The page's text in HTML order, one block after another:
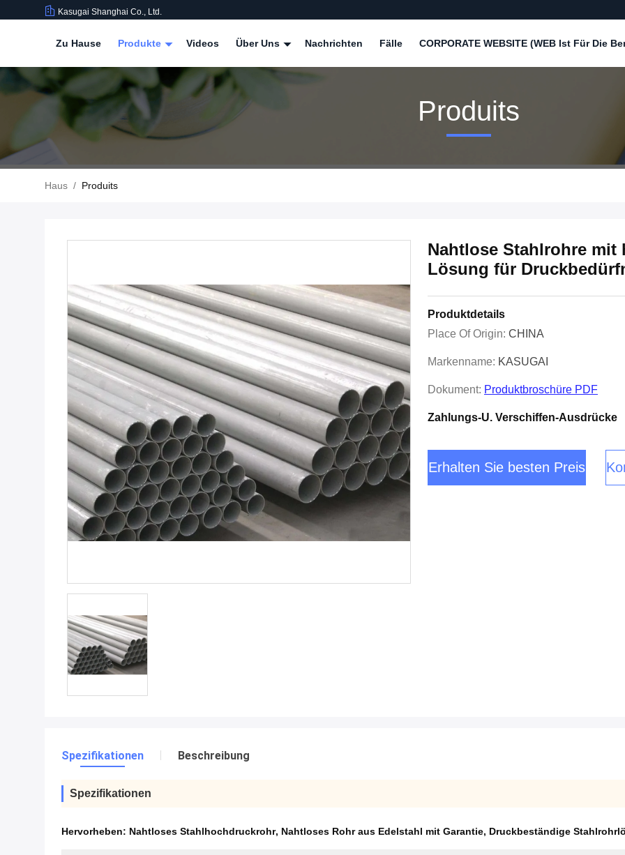
Kasugai Shanghai Co., Ltd.
Zu Hause Produkte Videos Über Uns Nachrichten Fälle CORPORATE WEBSITE (WEB Ist Für Die
Produits
Haus / Produits
Nahtlose Stahlrohre mit
Lösung für
Produktdetails
Place Of Origin: CHINA
Markenname: KASUGAI
Dokument: Produktbroschüre PDF
Zahlungs-U. Verschiffen-Ausdrücke
Erhalten Sie besten Preis
Spezifikationen Beschreibung
Spezifikationen
Hervorheben: Nahtloses Stahlhochdruckrohr, Nahtloses Rohr aus Edelstahl mit Garantie, Druckbeständige